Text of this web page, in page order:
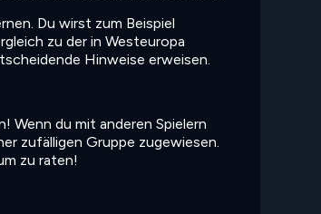
Du wirst zum Beispiel
zu der in Westeuropa
Hinweise erweisen.
Wenn du mit anderen Spielern
zufälligen Gruppe zugewiesen.
zu raten!